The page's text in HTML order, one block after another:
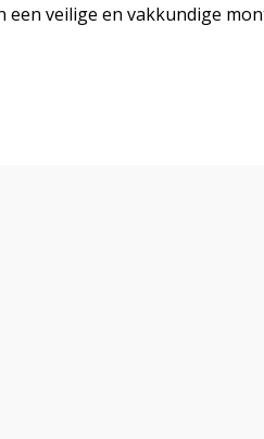
een veilige en vakkundige